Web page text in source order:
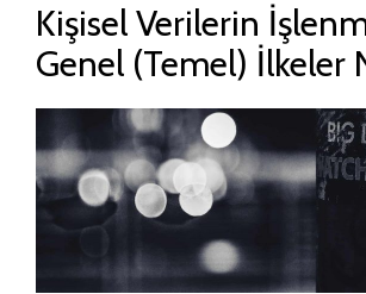
Kişisel Verilerin
Genel (Temel) İlkeler